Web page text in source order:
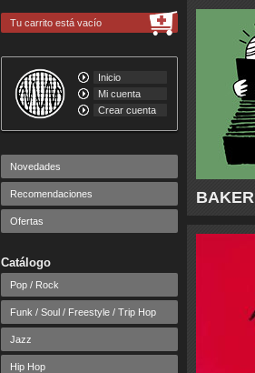
Tu carrito está vacío
Inicio
Mi cuenta
Crear cuenta
Novedades
Recomendaciones
Ofertas
Catálogo
Pop / Rock
Funk / Soul / Freestyle / Trip Hop
Jazz
Hip Hop